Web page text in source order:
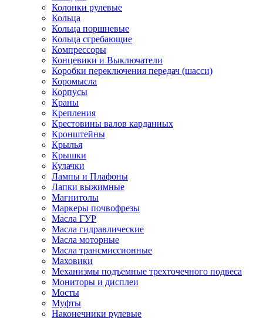
Колонки рулевые
Кольца
Кольца поршневые
Кольца сгребающие
Компрессоры
Концевики и Выключатели
Коробки переключения передач (шасси)
Коромысла
Корпусы
Краны
Крепления
Крестовины валов карданных
Кронштейны
Крылья
Крышки
Кулачки
Лампы и Плафоны
Лапки выжимные
Магнитолы
Маркеры почвофрезы
Масла ГУР
Масла гидравлические
Масла моторные
Масла трансмиссионные
Маховики
Механизмы подъемные трехточечного подвеса
Мониторы и дисплеи
Мосты
Муфты
Наконечники рулевые